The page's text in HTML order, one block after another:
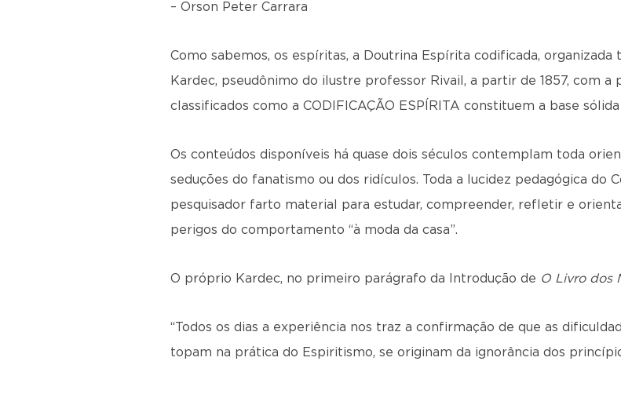
– Orson Peter Carrara
Como sabemos, os espíritas, a Doutrina Espírita codificada,
Kardec, pseudônimo do ilustre professor Rivail, a partir de 1857, com a
classificados como a CODIFICAÇÃO ESPÍRITA constituem a base
Os conteúdos disponíveis há quase dois séculos contemplam toda
seduções do fanatismo ou dos ridículos. Toda a lucidez pedagógica do
pesquisador farto material para estudar, compreender, refletir e
perigos do comportamento “à moda da casa”.
O próprio Kardec, no primeiro parágrafo da Introdução de O Livro dos
“Todos os dias a experiência nos traz a confirmação de que as
topam na prática do Espiritismo, se originam da ignorância dos